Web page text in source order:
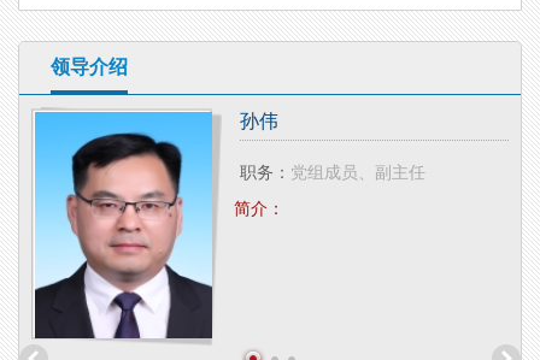
领导介绍
孙伟
职务： 党组成员、副主任
简介：